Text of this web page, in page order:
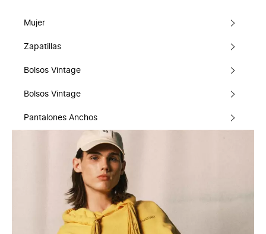
Mujer
Zapatillas
Bolsos Vintage
Bolsos Vintage
Pantalones Anchos